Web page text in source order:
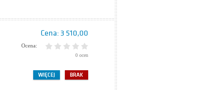
Cena: 3 510,00
Ocena:
0 ocen
BRAK
WIĘCEJ